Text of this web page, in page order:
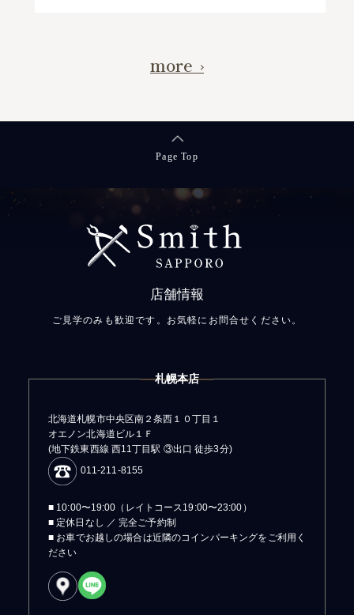
more
Page Top
店舗情報
ご見学のみも歓迎です。お気軽にお問合せください。
札幌本店
北海道札幌市中央区南２条西１０丁目１
オエノン北海道ビル１Ｆ
(地下鉄東西線 西11丁目駅 ③出口 徒歩3分)
011-211-8155
■ 10:00〜19:00（レイトコース19:00〜23:00）
■ 定休日なし ／ 完全ご予約制
■ お車でお越しの場合は近隣のコインパーキングをご利用く
ださい